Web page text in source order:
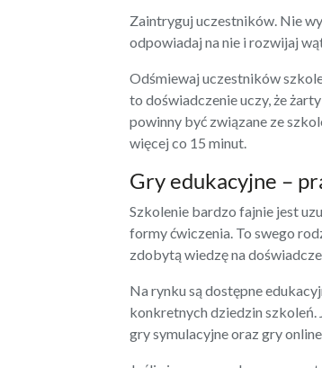
Zaintryguj uczestników. Nie
odpowiadaj na nie i rozwijaj
Odśmiewaj uczestników
to doświadczenie uczy, że
powinny być związane ze
więcej co 15 minut.
Gry edukacyjne –
Szkolenie bardzo fajnie jest
formy ćwiczenia. To swego
zdobytą wiedzę na
Na rynku są dostępne
konkretnych dziedzin szkoleń.
gry symulacyjne oraz gry